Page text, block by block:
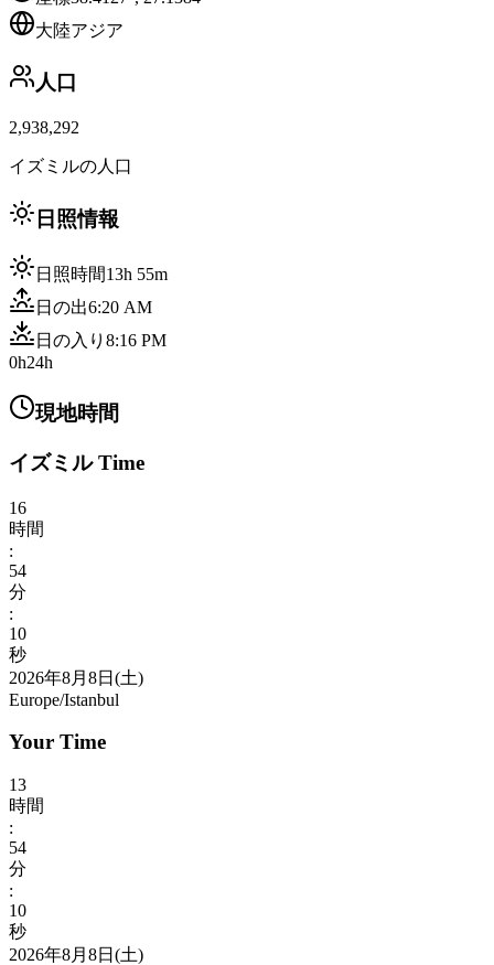
大陸アジア
人口
2,938,292
イズミルの人口
日照情報
日照時間13h 55m
日の出6:20 AM
日の入り 8:16 PM
0h24h
現地時間
イズミル Time
16
時間
:
54
分
:
12
秒
2026年8月8日(土)
Europe/Istanbul
Your Time
13
時間
:
54
分
:
12
秒
2026年8月8日(土)